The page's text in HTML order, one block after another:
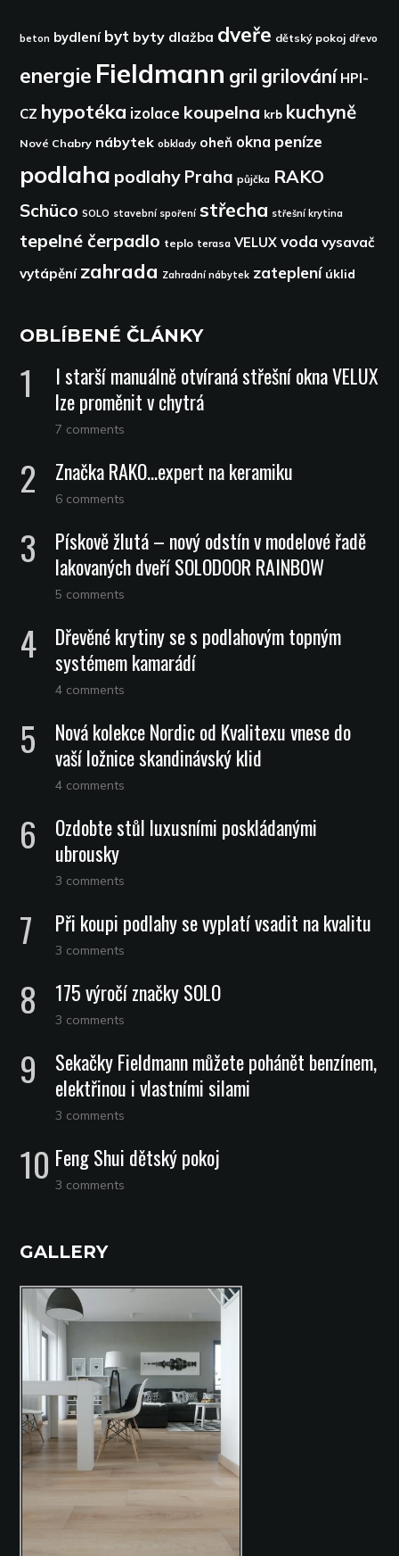
beton bydlení byt byty dlažba dveře dětský pokoj dřevo
energie Fieldmann gril grilování HPI-
CZ hypotéka izolace koupelna krb kuchyně
Nové Chabry nábytek obklady oheň okna peníze
podlaha podlahy Praha půjčka RAKO
Schüco SOLO stavební spoření střecha střešní krytina
tepelné čerpadlo teplo terasa VELUX voda vysavač
vytápění zahrada Zahradní nábytek zateplení úklid
OBLÍBENÉ ČLÁNKY
I starší manuálně otvíraná střešní okna VELUX
lze proměnit v chytrá
7 comments
Značka RAKO…expert na keramiku
6 comments
Pískově žlutá – nový odstín v modelové řadě
lakovaných dveří SOLODOOR RAINBOW
5 comments
Dřevěné krytiny se s podlahovým topným
systémem kamarádí
4 comments
Nová kolekce Nordic od Kvalitexu vnese do
vaší ložnice skandinávský klid
4 comments
Ozdobte stůl luxusními poskládanými
ubrousky
3 comments
Při koupi podlahy se vyplatí vsadit na kvalitu
3 comments
175 výročí značky SOLO
3 comments
Sekačky Fieldmann můžete pohánět benzínem,
elektřinou i vlastními silami
3 comments
Feng Shui dětský pokoj
3 comments
GALLERY